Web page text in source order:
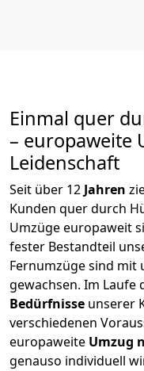
Einmal quer
– europaweite
Leidenschaft
Seit über 12 Jahren
Kunden quer durch
Umzüge europaweit
fester Bestandteil
Fernumzüge sind mit
gewachsen. Im Laufe
Bedürfnisse unserer
verschiedenen
europaweite Umzug
genauso individuell